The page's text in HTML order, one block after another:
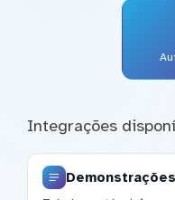
Integrações
Demonstrações